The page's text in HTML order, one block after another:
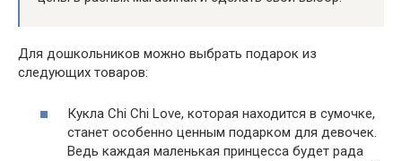
Для дошкольников можно выбрать подарок из
следующих товаров:
Кукла Chi Chi Love, которая находится в сумочке,
станет особенно ценным подарком для девочек.
Ведь каждая маленькая принцесса будет рада